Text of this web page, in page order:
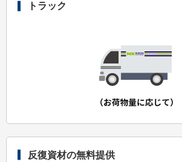
トラック
反復資材の無料提供